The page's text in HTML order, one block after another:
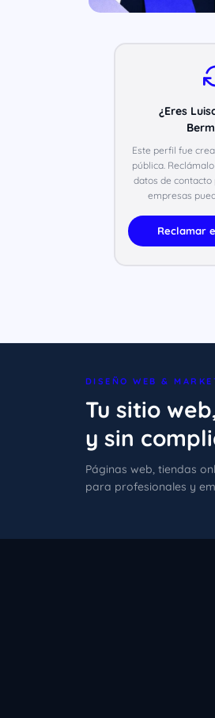
¿Eres
Este perfil fue
pública.
datos de
empresas
Reclamar
DISEÑO WEB &
Tu sitio
y sin
Páginas web, tiendas
para profesionales y